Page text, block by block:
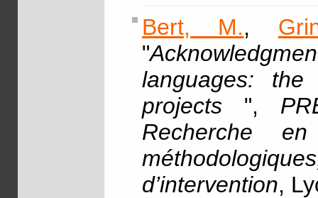
Bert, M.,
"
languages:
projects ",
Recherche
d’intervention,